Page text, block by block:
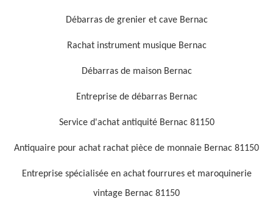
Débarras de grenier et cave Bernac
Rachat instrument musique Bernac
Débarras de maison Bernac
Entreprise de débarras Bernac
Service d'achat antiquité Bernac 81150
Antiquaire pour achat rachat pièce de monnaie Bernac 81150
Entreprise spécialisée en achat fourrures et maroquinerie
vintage Bernac 81150